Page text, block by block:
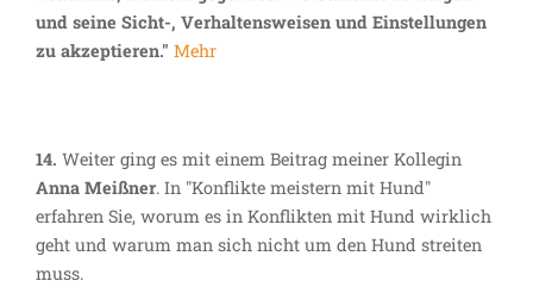
und seine Sicht-, Verhaltensweisen und Einstellungen
zu akzeptieren." Mehr
14. Weiter ging es mit einem Beitrag meiner Kollegin
Anna Meißner. In "Konflikte meistern mit Hund"
erfahren Sie, worum es in Konflikten mit Hund wirklich
geht und warum man sich nicht um den Hund streiten
muss.